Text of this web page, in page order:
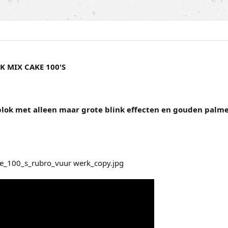
MIX CAKE 100'S
met alleen maar grote blink effecten en gouden